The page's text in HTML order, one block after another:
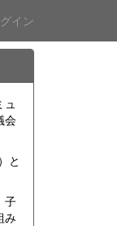
イン
ュ
会
と
子
み